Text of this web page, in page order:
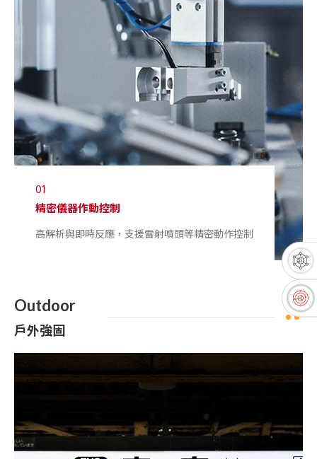
01
精密儀器作動控制
高解析與即時反應，支援雷射噴頭等精密動作控制
Outdoor
戶外強固